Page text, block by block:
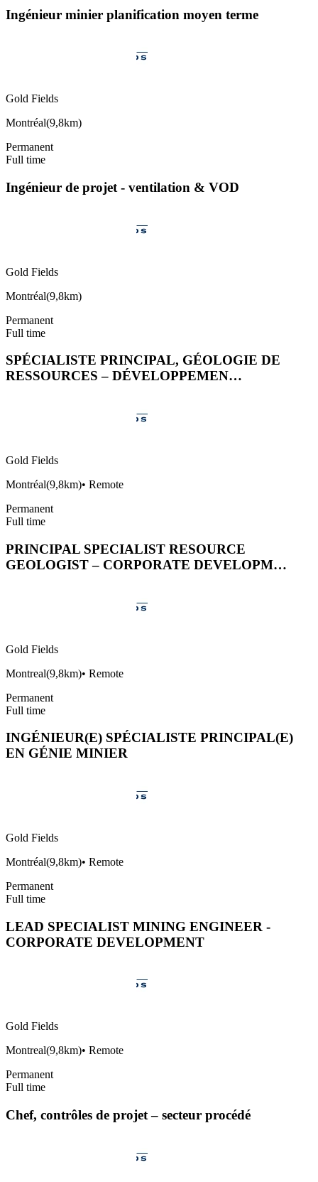
Ingénieur minier planification moyen terme
Gold Fields
Montréal(9,8km)
Permanent
Full time
Ingénieur de projet - ventilation & VOD
Gold Fields
Montréal(9,8km)
Permanent
Full time
SPÉCIALISTE PRINCIPAL, GÉOLOGIE DE
RESSOURCES – DÉVELOPPEMEN…
Gold Fields
Montréal(9,8km)• Remote
Permanent
Full time
PRINCIPAL SPECIALIST RESOURCE
GEOLOGIST – CORPORATE DEVELOPM…
Gold Fields
Montreal(9,8km)• Remote
Permanent
Full time
INGÉNIEUR(E) SPÉCIALISTE PRINCIPAL(E)
EN GÉNIE MINIER
Gold Fields
Montréal(9,8km)• Remote
Permanent
Full time
LEAD SPECIALIST MINING ENGINEER -
CORPORATE DEVELOPMENT
Gold Fields
Montreal(9,8km)• Remote
Permanent
Full time
Chef, contrôles de projet – secteur procédé